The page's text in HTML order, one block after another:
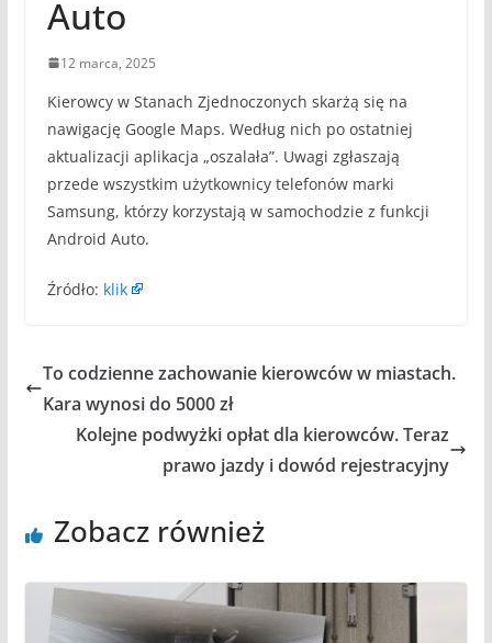
Auto
12 marca, 2025
Kierowcy w Stanach Zjednoczonych skarżą się na
nawigację Google Maps. Według nich po ostatniej
aktualizacji aplikacja „oszalała”. Uwagi zgłaszają
przede wszystkim użytkownicy telefonów marki
Samsung, którzy korzystają w samochodzie z funkcji
Android Auto.
Źródło: klik
To codzienne zachowanie kierowców w miastach.
Kara wynosi do 5000 zł
Kolejne podwyżki opłat dla kierowców. Teraz
prawo jazdy i dowód rejestracyjny
Zobacz również